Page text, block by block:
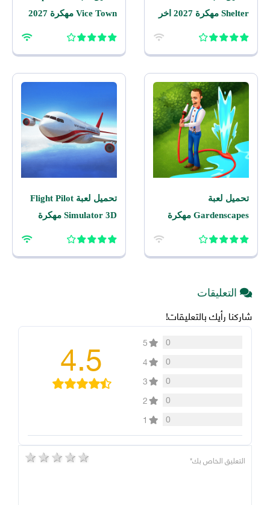
Shelter مهكرة 2027 اخر
Vice Town مهكرة 2027
تحميل لعبة
Gardenscapes مهكرة
تحميل لعبة Flight Pilot
Simulator 3D مهكرة
التعليقات
شاركنا رأيك بالتعليقات!
0
5
0
4
0
3
0
2
0
1
4.5
5 stars 4 stars 3 stars 2 stars 1 star